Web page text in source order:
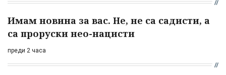
Имам новина за вас. Не, не са садисти, а
са проруски нео-нацисти
преди 2 часа